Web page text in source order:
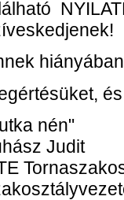
nén"
Judit